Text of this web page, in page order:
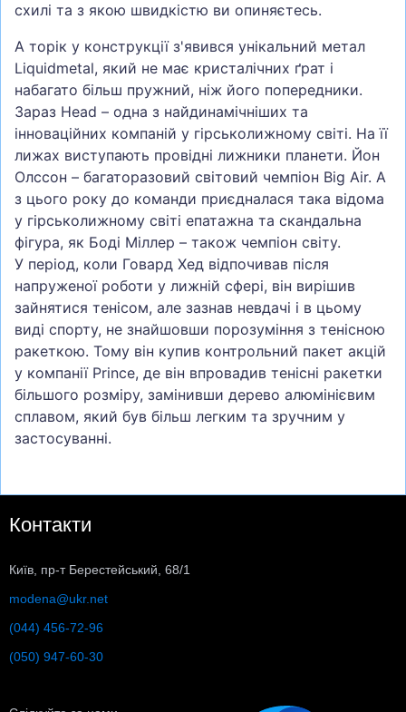
схилі та з якою швидкістю ви опиняєтесь.
А торік у конструкції з'явився унікальний метал
Liquidmetal, який не має кристалічних ґрат і
набагато більш пружний, ніж його попередники.
Зараз Head – одна з найдинамічніших та
інноваційних компаній у гірськолижному світі. На її
лижах виступають провідні лижники планети. Йон
Олссон – багаторазовий світовий чемпіон Big Air. А
з цього року до команди приєдналася така відома
у гірськолижному світі епатажна та скандальна
фігура, як Боді Міллер – також чемпіон світу.
У період, коли Говард Хед відпочивав після
напруженої роботи у лижній сфері, він вирішив
зайнятися тенісом, але зазнав невдачі і в цьому
виді спорту, не знайшовши порозуміння з тенісною
ракеткою. Тому він купив контрольний пакет акцій
у компанії Prince, де він впровадив тенісні ракетки
більшого розміру, замінивши дерево алюмінієвим
сплавом, який був більш легким та зручним у
застосуванні.
Контакти
Київ, пр-т Берестейський, 68/1
modena@ukr.net
(044) 456-72-96
(050) 947-60-30